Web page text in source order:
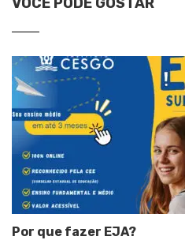
Por que fazer EJA?